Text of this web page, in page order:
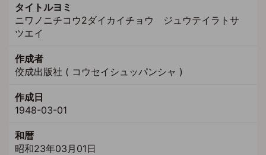
タイトルヨミ
ニワノニチコウ2ダイカイチョウ ジュウテイラトサ
ツエイ
作成者
佼成出版社 ( コウセイシュッパンシャ )
作成日
1948-03-01
和暦
昭和23年03月01日